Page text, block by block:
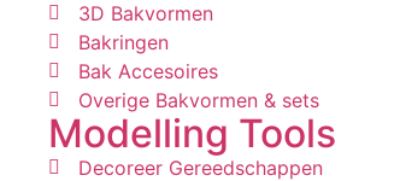
3D Bakvormen
Bakringen
Bak Accesoires
Overige Bakvormen & sets
Modelling Tools
Decoreer Gereedschappen